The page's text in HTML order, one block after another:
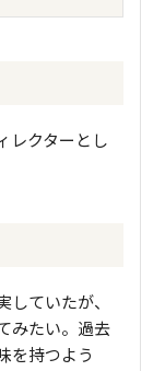
レクターとし
ていたが、
みたい。過去
を持つよう